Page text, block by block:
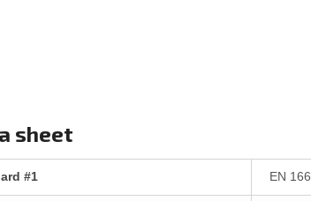
sheet
#1 EN 166